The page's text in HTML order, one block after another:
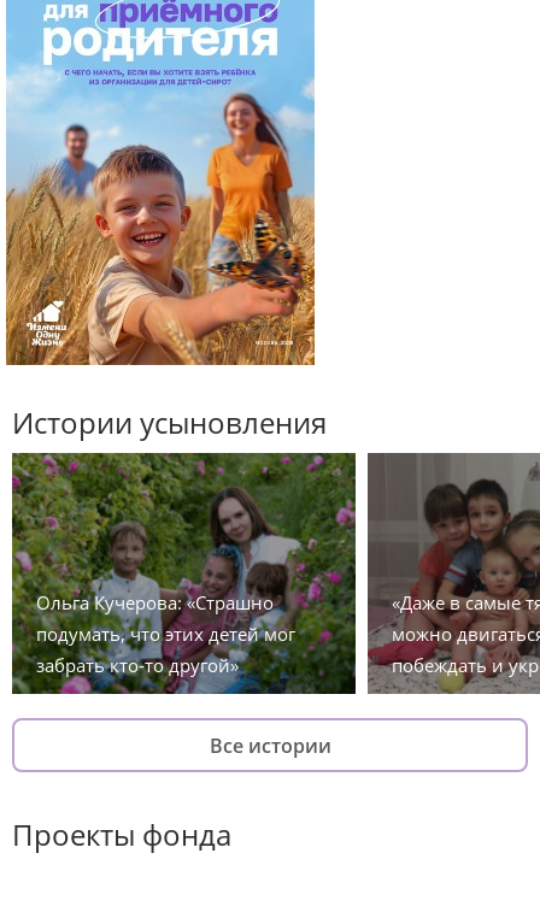
Истории усыновления
Ольга Кучерова: «Страшно
подумать, что этих детей мог
забрать кто-то другой»
«Даже в самые
можно
побеждать и
Все истории
Проекты фонда